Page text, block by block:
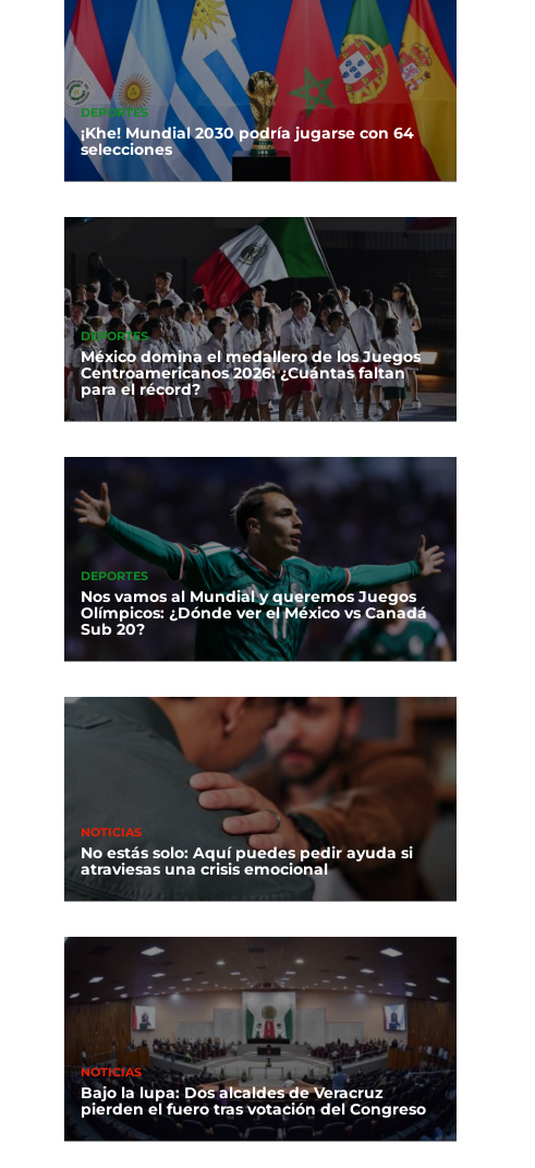
DEPORTES
¡Khe! Mundial 2030 podría jugarse con 64
selecciones
DEPORTES
México domina el medallero de los Juegos
Centroamericanos 2026: ¿Cuántas faltan
para el récord?
DEPORTES
Nos vamos al Mundial y queremos Juegos
Olímpicos: ¿Dónde ver el México vs Canadá
Sub 20?
NOTICIAS
No estás solo: Aquí puedes pedir ayuda si
atraviesas una crisis emocional
NOTICIAS
Bajo la lupa: Dos alcaldes de Veracruz
pierden el fuero tras votación del Congreso